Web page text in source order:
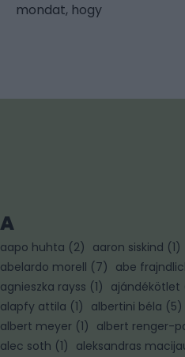
mondat, hogy
A
aapo huhta (2) aaron siskind (1)
abelardo morell (7) abe
agnieszka rayss (1) ajándékötlet
alapfy attila (1) albertini béla (5)
albert meyer (1) albert renger-
alec soth (1) aleksandras